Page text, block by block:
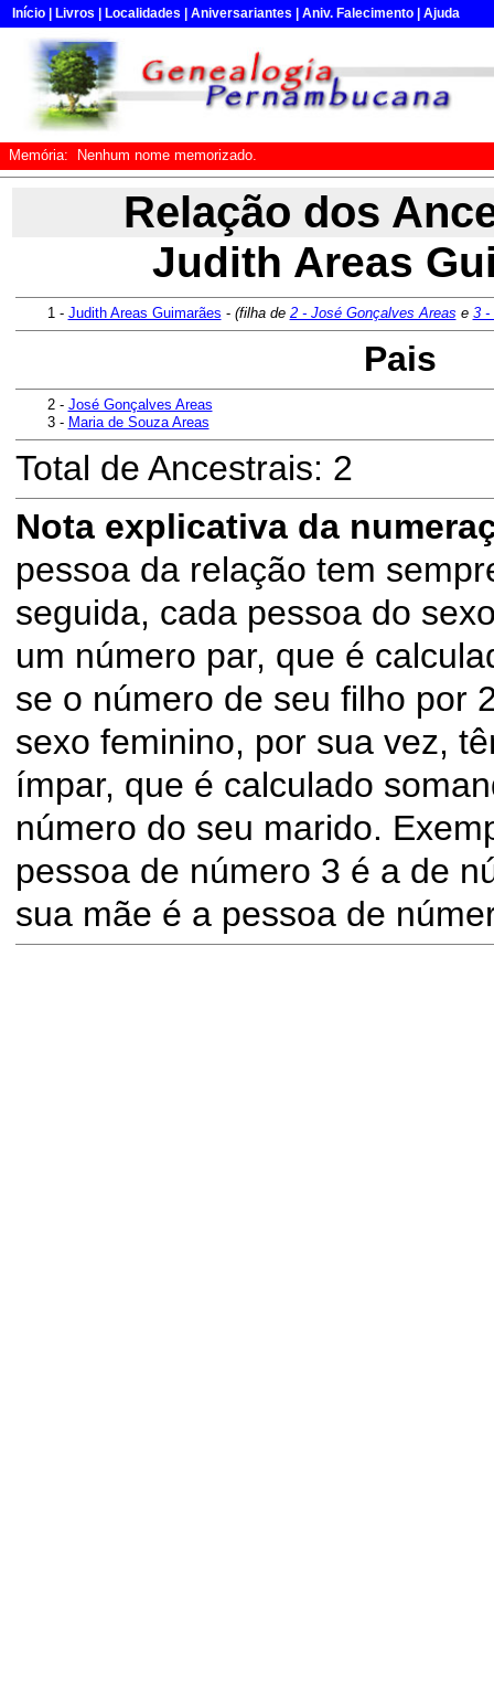
Início Livros Localidades Aniversariantes Aniv. Falecimento Ajuda
Memória: Nenhum nome memorizado.
Relação dos
Judith Areas
1 - Judith Areas Guimarães - (filha de 2 - José Gonçalves Areas e 3 -
Pais
2 - José Gonçalves Areas
3 - Maria de Souza Areas
Total de Ancestrais: 2
Nota explicativa da
pessoa da relação tem
seguida, cada pessoa do
um número par, que é
se o número de seu filho por
sexo feminino, por sua vez,
ímpar, que é calculado
número do seu marido.
pessoa de número 3 é a de
sua mãe é a pessoa de